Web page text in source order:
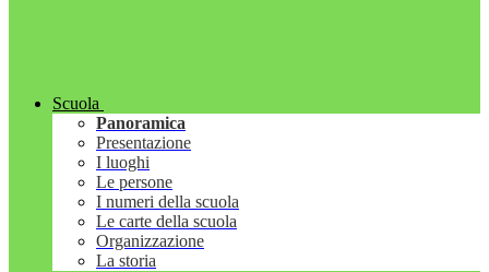
Scuola
Panoramica
Presentazione
I luoghi
Le persone
I numeri della scuola
Le carte della scuola
Organizzazione
La storia